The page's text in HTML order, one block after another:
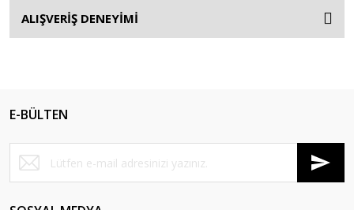
ALIŞVERİŞ DENEYİMİ
E-BÜLTEN